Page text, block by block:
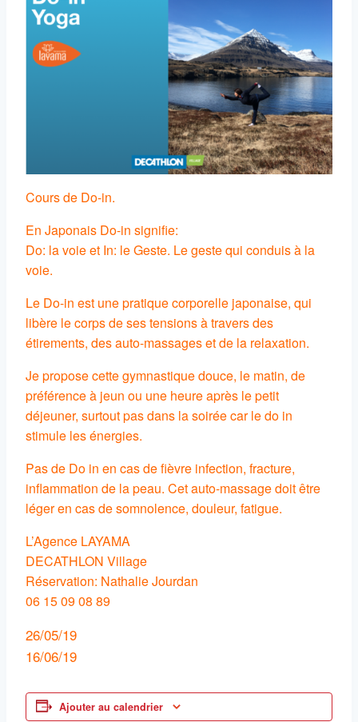
Cours de Do-in.
En Japonais Do-in signifie:
Do: la voie et In: le Geste. Le geste qui conduis à la
voie.
Le Do-in est une pratique corporelle japonaise, qui
libère le corps de ses tensions à travers des
étirements, des auto-massages et de la relaxation.
Je propose cette gymnastique douce, le matin, de
préférence à jeun ou une heure après le petit
déjeuner, surtout pas dans la soirée car le do in
stimule les énergies.
Pas de Do in en cas de fièvre infection, fracture,
inflammation de la peau. Cet auto-massage doit être
léger en cas de somnolence, douleur, fatigue.
L’Agence LAYAMA
DECATHLON Village
Réservation: Nathalie Jourdan
06 15 09 08 89
26/05/19
16/06/19
Ajouter au calendrier